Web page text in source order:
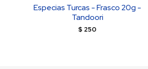
Especias Turcas - Frasco 20g -
Tandoori
$ 250